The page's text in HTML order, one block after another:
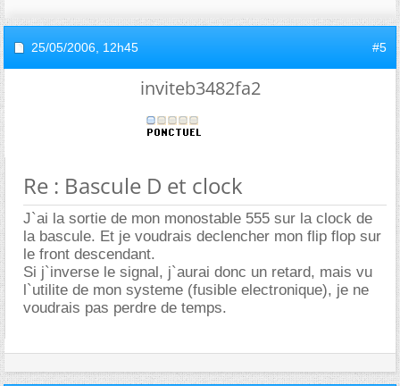
25/05/2006, 12h45 #5
inviteb3482fa2
Re : Bascule D et clock
J`ai la sortie de mon monostable 555 sur la clock de
la bascule. Et je voudrais declencher mon flip flop sur
le front descendant.
Si j`inverse le signal, j`aurai donc un retard, mais vu
l`utilite de mon systeme (fusible electronique), je ne
voudrais pas perdre de temps.